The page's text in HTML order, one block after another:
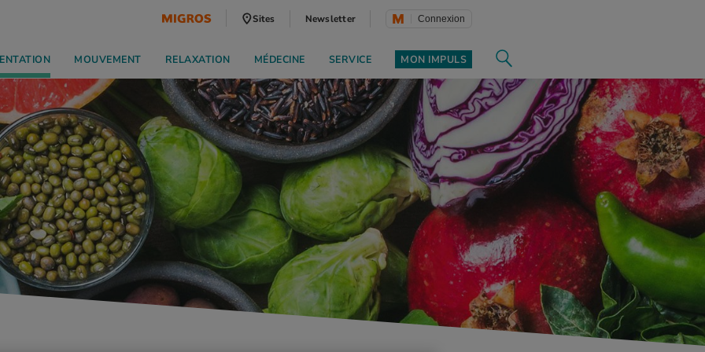
Sites Newsletter Connexion
MOUVEMENT RELAXATION MÉDECINE SERVICE MON IMPULS